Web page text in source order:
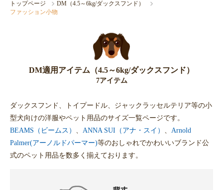
トップページ
DM（4.5～6kg/ダックスフンド）
ファッション小物
DM適用アイテム（4.5～6kg/ダックスフンド）
7アイテム
ダックスフンド、トイプードル、ジャックラッセルテリア等の小
型犬向けの洋服やペット用品のサイズ一覧ページです。
BEAMS（ビームス）
ANNA SUI（アナ・スイ）
Arnold
Palmer(アーノルドパーマー)等のおしゃれでかわいいブランド公
式のペット用品を数多く揃えております。